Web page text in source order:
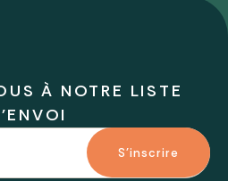
À NOTRE LISTE
S'inscrire